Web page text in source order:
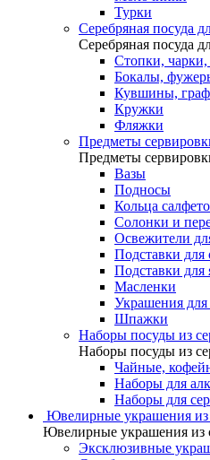
Турки
Серебряная посуда
Серебряная посуда
Стопки,
Бокалы,
Кувшины,
Кружки
Фляжки
Предметы
Предметы
Вазы
Подносы
Кольца
Солонки и
Освежители
Подставки для
Подставки для
Масленки
Украшения для
Шпажки
Наборы посуды из
Наборы посуды из
Чайные,
Наборы для
Наборы для
Ювелирные украшения из
Ювелирные украшения из
Эксклюзивные